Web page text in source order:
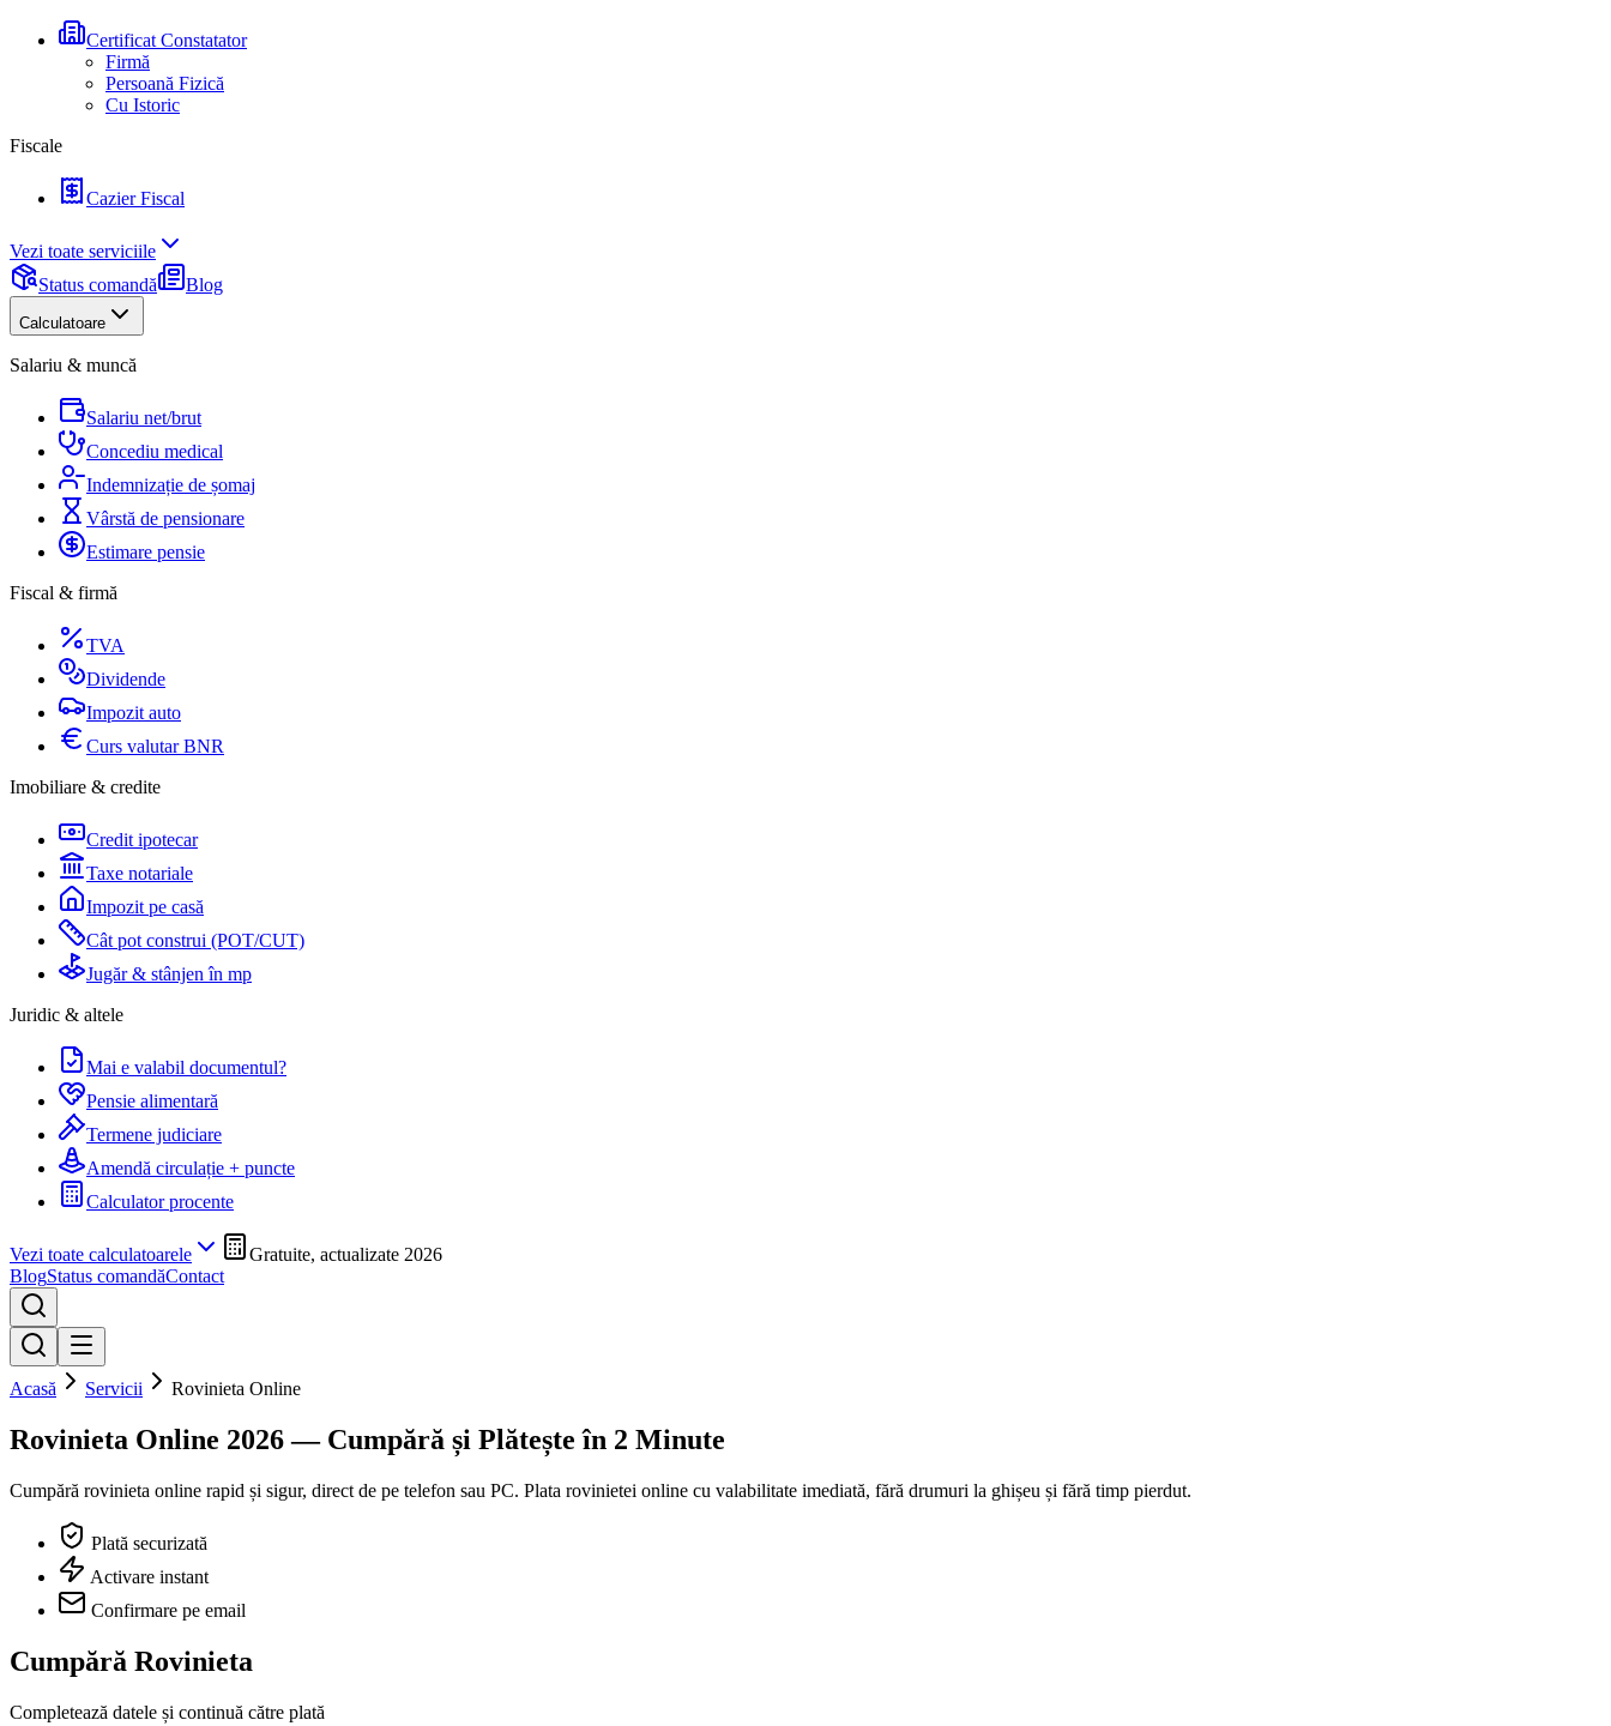
Certificat Constatator
Firmă
Persoană Fizică
Cu Istoric
Fiscale
Cazier Fiscal
Vezi toate serviciile
Status comandă
Blog
Calculatoare
Salariu & muncă
Salariu net/brut
Concediu medical
Indemnizație de șomaj
Vârstă de pensionare
Estimare pensie
Fiscal & firmă
TVA
Dividende
Impozit auto
Curs valutar BNR
Imobiliare & credite
Credit ipotecar
Taxe notariale
Impozit pe casă
Cât pot construi (POT/CUT)
Jugăr & stânjen în mp
Juridic & altele
Mai e valabil documentul?
Pensie alimentară
Termene judiciare
Amendă circulație + puncte
Calculator procente
Vezi toate calculatoarele
Gratuite, actualizate 2026
BlogStatus comandăContact
Acasă Servicii Rovinieta Online
Rovinieta Online 2026 — Cumpără și Plătește în 2 Minute
Cumpără rovinieta online rapid și sigur, direct de pe telefon sau PC. Plata rovinietei online cu valabilitate imediată, fără drumuri la ghișeu și fără timp pierdut.
Plată securizată
Activare instant
Confirmare pe email
Cumpără Rovinieta
Completează datele și continuă către plată